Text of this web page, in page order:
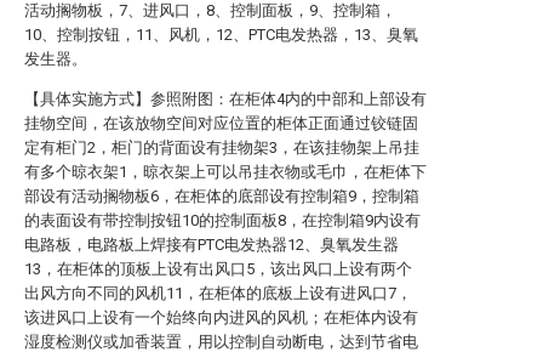
活动搁物板，7、进风口，8、控制面板，9、控制箱，
10、控制按钮，11、风机，12、PTC电发热器，13、臭氧
发生器。
【具体实施方式】参照附图：在柜体4内的中部和上部设有
挂物空间，在该放物空间对应位置的柜体正面通过铰链固
定有柜门2，柜门的背面设有挂物架3，在该挂物架上吊挂
有多个晾衣架1，晾衣架上可以吊挂衣物或毛巾，在柜体下
部设有活动搁物板6，在柜体的底部设有控制箱9，控制箱
的表面设有带控制按钮10的控制面板8，在控制箱9内设有
电路板，电路板上焊接有PTC电发热器12、臭氧发生器
13，在柜体的顶板上设有出风口5，该出风口上设有两个
出风方向不同的风机11，在柜体的底板上设有进风口7，
该进风口上设有一个始终向内进风的风机；在柜体内设有
湿度检测仪或加香装置，用以控制自动断电，达到节省电